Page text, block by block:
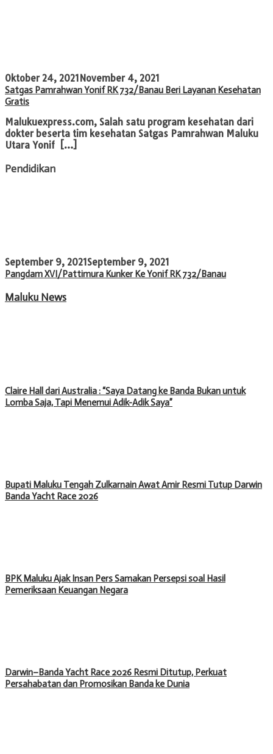
Oktober 24, 2021November 4, 2021
Satgas Pamrahwan Yonif RK 732/Banau Beri Layanan Kesehatan
Gratis
Malukuexpress.com, Salah satu program kesehatan dari
dokter beserta tim kesehatan Satgas Pamrahwan Maluku
Utara Yonif […]
Pendidikan
September 9, 2021September 9, 2021
Pangdam XVI/Pattimura Kunker Ke Yonif RK 732/Banau
Maluku News
Claire Hall dari Australia : “Saya Datang ke Banda Bukan untuk
Lomba Saja, Tapi Menemui Adik-Adik Saya”
Bupati Maluku Tengah Zulkarnain Awat Amir Resmi Tutup Darwin
Banda Yacht Race 2026
BPK Maluku Ajak Insan Pers Samakan Persepsi soal Hasil
Pemeriksaan Keuangan Negara
Darwin–Banda Yacht Race 2026 Resmi Ditutup, Perkuat
Persahabatan dan Promosikan Banda ke Dunia